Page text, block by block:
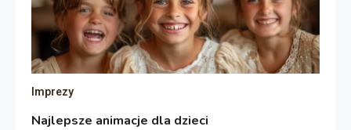
Imprezy
Najlepsze animacje dla dzieci